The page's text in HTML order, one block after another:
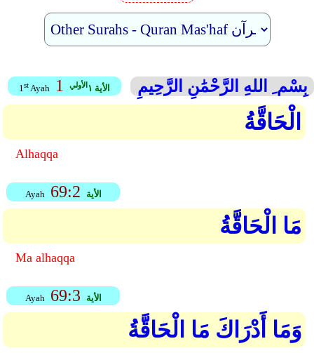
1stAyah 1 الأية ١ الأولي بِسْم ِ اللهِ الرَّحْمَٰنِ الرَّحِيمِ
الْحَاقَّةُ
Alhaqqa
Ayah 69:2 الأية
مَا الْحَاقَّةُ
Ma alhaqqa
Ayah 69:3 الأية
وَمَا أَدْرَاكَ مَا الْحَاقَّةُ